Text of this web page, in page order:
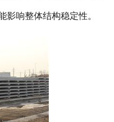
影响整体结构稳定性。